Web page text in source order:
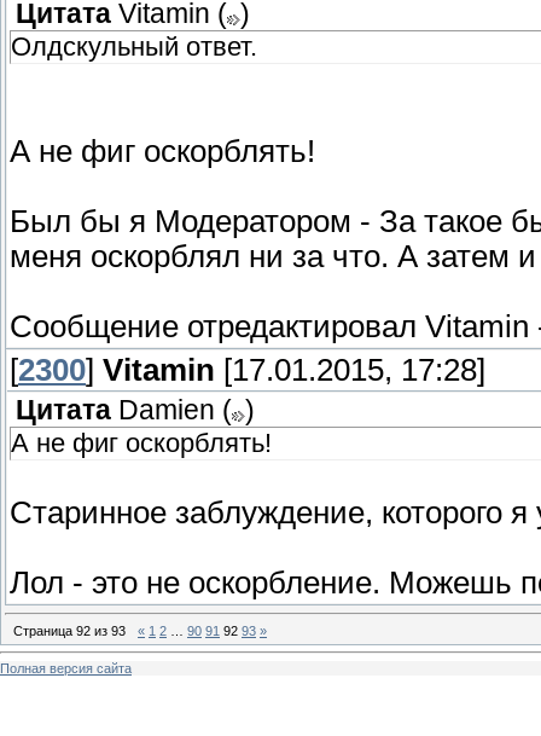
Цитата Vitamin ( )
Олдскульный ответ.
А не фиг оскорблять!
Был бы я Модератором - За такое
меня оскорблял ни за что. А затем
Сообщение отредактировал Vitamin
[2300] Vitamin [17.01.2015, 17:28]
Цитата Damien ( )
А не фиг оскорблять!
Старинное заблуждение, которого
Лол - это не оскорбление. Можешь
Страница 92 из 93 « 1 2 90 91 92 93 »
Полная версия сайта